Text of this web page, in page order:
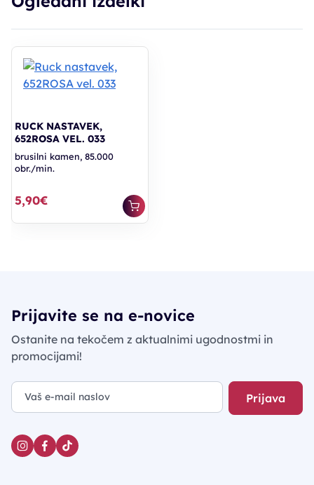
RUCK NASTAVEK,
652ROSA VEL. 033
brusilni kamen, 85.000
obr./min.
5,90€
Prijavite se na e-novice
Ostanite na tekočem z aktualnimi ugodnostmi in
promocijami!
Prijava